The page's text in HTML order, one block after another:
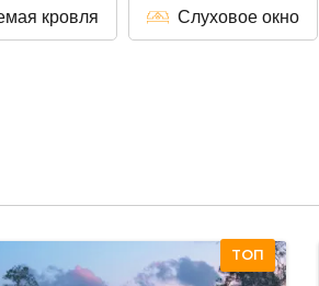
кровля Слуховое окно
ТОП